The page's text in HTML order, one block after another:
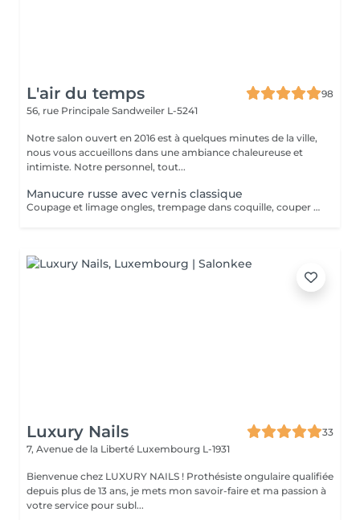
L'air du temps
98
56, rue Principale Sandweiler L-5241
Notre salon ouvert en 2016 est à quelques minutes de la ville,
nous vous accueillons dans une ambiance chaleureuse et
intimiste. Notre personnel, tout...
Manucure russe avec vernis classique
Coupage et limage ongles, trempage dans coquille, couper cuticule avec pince à envie, bloc ponce, sérum, crème. Prévoir plus de temps au salon jusqu'à séchage complet du vernis. La manucure russe vous offrira un rendu absolument parfait. Votre cuticule sera repoussée de manière maximale. La manucure russe convient à tous types d'ongles, même les plus abîmés, car elle va permettre de préparer et renforcer l'ongle et également de l'allonger en repoussant plus haut les cuticules.
Luxury Nails
33
7, Avenue de la Liberté Luxembourg L-1931
Bienvenue chez LUXURY NAILS ! Prothésiste ongulaire qualifiée
depuis plus de 13 ans, je mets mon savoir-faire et ma passion à
votre service pour subl...